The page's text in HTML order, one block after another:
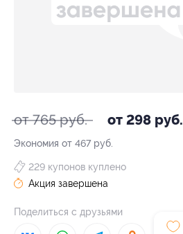
от 765 руб. от 298 руб.
Экономия от 467 руб.
229 купонов куплено
Акция завершена
Поделиться с друзьями